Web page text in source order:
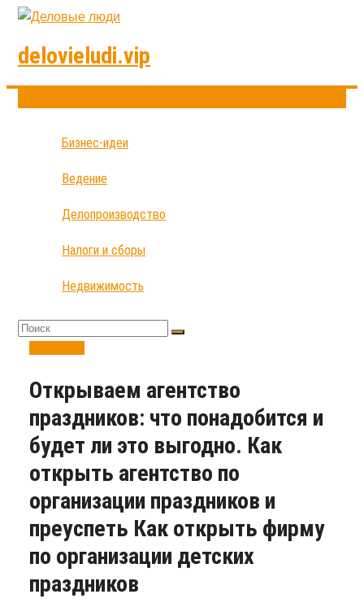
delovieludi.vip
Бизнес-идеи
Ведение
Делопроизводство
Налоги и сборы
Недвижимость
Открываем агентство
праздников: что понадобится и
будет ли это выгодно. Как
открыть агентство по
организации праздников и
преуспеть Как открыть фирму
по организации детских
праздников